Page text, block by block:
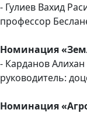
- Гулиев Вахид
профессор
Номинация
- Карданов
руководитель:
Номинация